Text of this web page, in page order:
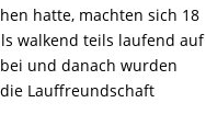
hatte, machten sich 18
walkend teils laufend auf
und danach wurden
Lauffreundschaft